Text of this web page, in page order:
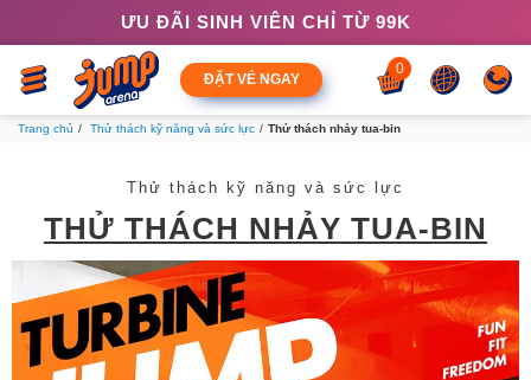
ƯU ĐÃI SINH VIÊN CHỈ TỪ 99K
ĐẶT VÉ NGAY
0
Trang chủ Thử thách kỹ năng và sức lực Thử thách nhảy tua-bin
Thử thách kỹ năng và sức lực
THỬ THÁCH NHẢY TUA-BIN